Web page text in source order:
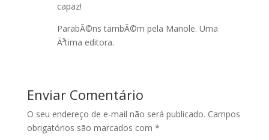
capaz!
ParabÃ©ns tambÃ©m pela Manole. Uma
Ã³tima editora.
Enviar Comentário
O seu endereço de e-mail não será publicado. Campos
obrigatórios são marcados com *